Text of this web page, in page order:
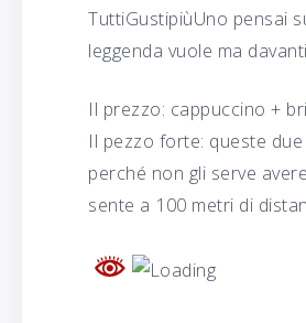
TuttiGustipiùUno pensai
leggenda vuole ma
Il prezzo: cappuccino +
Il pezzo forte: queste
perché non gli serve
sente a 100 metri di